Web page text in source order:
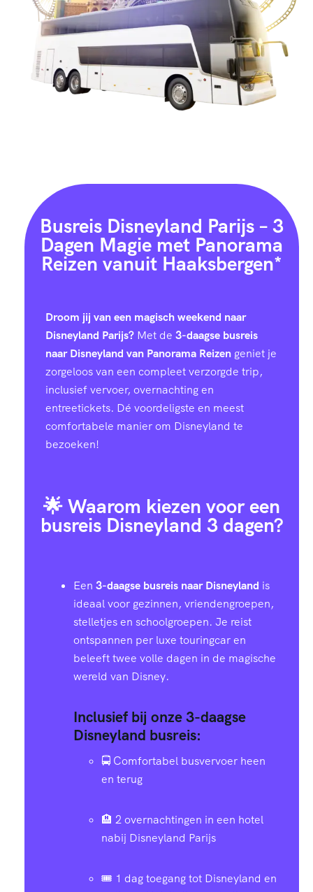
Busreis Disneyland Parijs – 3
Dagen Magie met Panorama
Reizen vanuit Haaksbergen*
Droom jij van een magisch weekend naar
Disneyland Parijs? Met de 3-daagse busreis
naar Disneyland van Panorama Reizen geniet je
zorgeloos van een compleet verzorgde trip,
inclusief vervoer, overnachting en
entreetickets. Dé voordeligste en meest
comfortabele manier om Disneyland te
bezoeken!
🌟 Waarom kiezen voor een
busreis Disneyland 3 dagen?
Een 3-daagse busreis naar Disneyland is
ideaal voor gezinnen, vriendengroepen,
stelletjes en schoolgroepen. Je reist
ontspannen per luxe touringcar en
beleeft twee volle dagen in de magische
wereld van Disney.
Inclusief bij onze 3-daagse
Disneyland busreis:
🚍 Comfortabel busvervoer heen
en terug
🏨 2 overnachtingen in een hotel
nabij Disneyland Parijs
🎟️ 1 dag toegang tot Disneyland en